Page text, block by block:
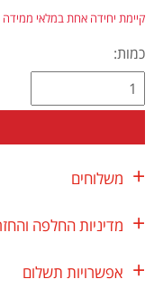
קיימת יחידה אחת במלאי ממידה
כמות:
משלוחים
מדיניות החלפה
אפשרויות תשלום